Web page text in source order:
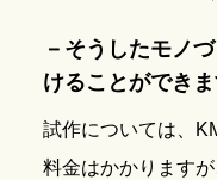
－ そうしたモノ
けることができま
試作については、
料金はかかります